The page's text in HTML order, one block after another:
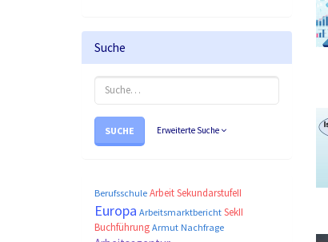
Suche
SUCHE Erweiterte Suche
Berufsschule ArbeitSekundarstufeII
Europa Arbeitsmarktbericht SekII
Buchführung Armut Nachfrage